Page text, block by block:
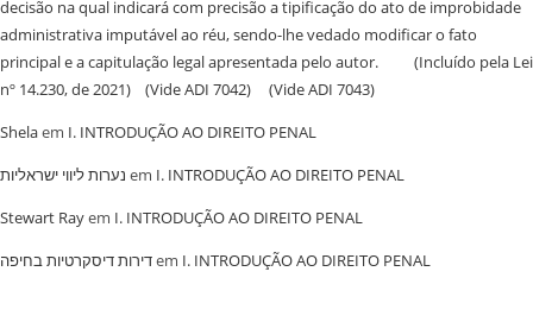
decisão na qual indicará com precisão a tipificação do ato de improbidade
administrativa imputável ao réu, sendo-lhe vedado modificar o fato
principal e a capitulação legal apresentada pelo autor. (Incluído pela Lei
nº 14.230, de 2021) (Vide ADI 7042) (Vide ADI 7043)
Shelaem I. INTRODUÇÃO AO DIREITO PENAL
נערות ליווי ישראליות em I. INTRODUÇÃO AO DIREITO PENAL
Stewart Rayem I. INTRODUÇÃO AO DIREITO PENAL
‏דירות דיסקרטיות בחיפהem I. INTRODUÇÃO AO DIREITO PENAL